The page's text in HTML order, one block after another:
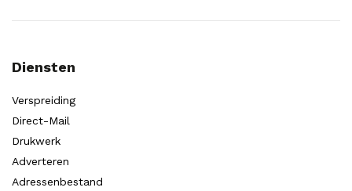
Diensten
Verspreiding
Direct-Mail
Drukwerk
Adverteren
Adressenbestand